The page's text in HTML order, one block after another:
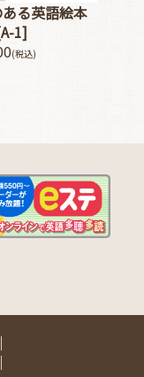
る英語絵本
1]
(税込)
｜
｜